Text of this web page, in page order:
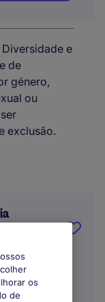
e
de
género,
ou
exclusão.
os
de